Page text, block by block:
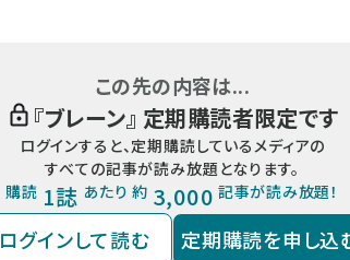
この先の内容は...
『ブレーン』 定期購読者限定です
ログインすると、定期購読しているメディアの
すべての記事が読み放題となります。
購読 1誌 あたり 約 3,000 記事が読み放題！
ログインして読む 定期購読を申し込